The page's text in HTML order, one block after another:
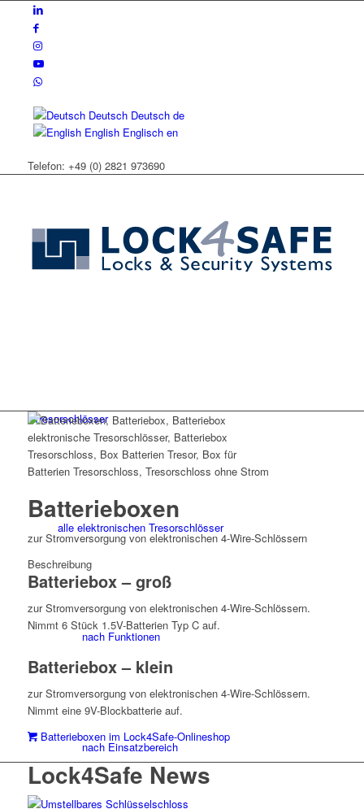
Deutsch Deutsch de
English Englisch en
Telefon: +49 (0) 2821 973690
Tresorschlösser
alle elektronischen Tresorschlösser
nach Funktionen
nach Einsatzbereich
Batterieboxen
zur Stromversorgung von elektronischen 4-Wire-Schlössern
Beschreibung
Batteriebox – groß
zur Stromversorgung von elektronischen 4-Wire-Schlössern.
Nimmt 6 Stück 1.5V-Batterien Typ C auf.
Batteriebox – klein
zur Stromversorgung von elektronischen 4-Wire-Schlössern.
Nimmt eine 9V-Blockbatterie auf.
Batterieboxen im Lock4Safe-Onlineshop
Lock4Safe News